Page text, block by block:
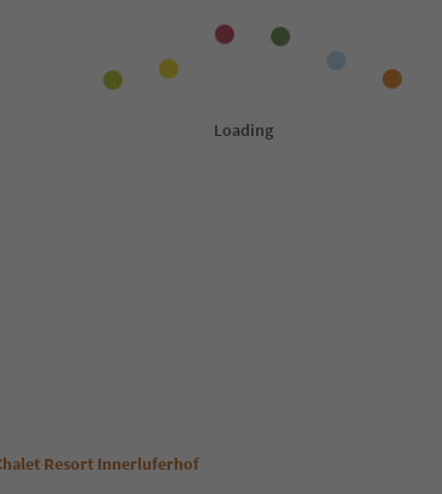
Resort Innerluferhof